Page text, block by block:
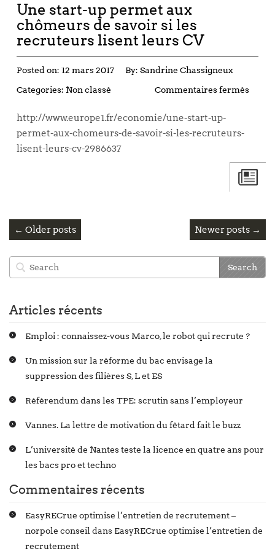
Une start-up permet aux
chômeurs de savoir si les
recruteurs lisent leurs CV
Posted on: 12 mars 2017 By: Sandrine Chassigneux
Categories: Non classé Commentaires fermés
http://www.europe1.fr/economie/une-start-up-
permet-aux-chomeurs-de-savoir-si-les-recruteurs-
lisent-leurs-cv-2986637
← Older posts Newer posts →
Articles récents
Emploi : connaissez-vous Marco, le robot qui recrute ?
Un mission sur la réforme du bac envisage la
suppression des filières S, L et ES
Référendum dans les TPE: scrutin sans l’employeur
Vannes. La lettre de motivation du fêtard fait le buzz
L’université de Nantes teste la licence en quatre ans pour
les bacs pro et techno
Commentaires récents
EasyRECrue optimise l’entretien de recrutement –
norpole conseil dans EasyRECrue optimise l’entretien de
recrutement